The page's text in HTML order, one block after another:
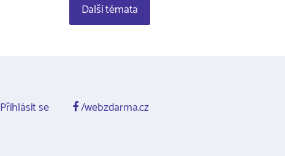
Další témata
Přihlásit se /webzdarma.cz